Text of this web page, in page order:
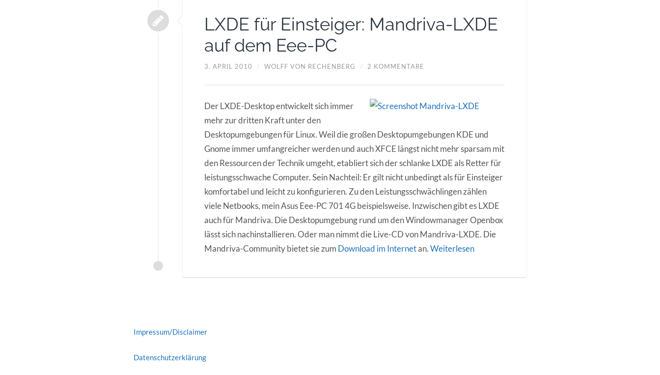
LXDE für Einsteiger: Mandriva-LXDE
auf dem Eee-PC
3. APRIL 2010 / WOLFF VON RECHENBERG / 2 KOMMENTARE
Der LXDE-Desktop entwickelt sich immer
mehr zur dritten Kraft unter den
Desktopumgebungen für Linux. Weil die großen Desktopumgebungen KDE und
Gnome immer umfangreicher werden und auch XFCE längst nicht mehr sparsam mit
den Ressourcen der Technik umgeht, etabliert sich der schlanke LXDE als Retter für
leistungsschwache Computer. Sein Nachteil: Er gilt nicht unbedingt als für Einsteiger
komfortabel und leicht zu konfigurieren. Zu den Leistungsschwächlingen zählen
viele Netbooks, mein Asus Eee-PC 701 4G beispielsweise. Inzwischen gibt es LXDE
auch für Mandriva. Die Desktopumgebung rund um den Windowmanager Openbox
lässt sich nachinstallieren. Oder man nimmt die Live-CD von Mandriva-LXDE. Die
Mandriva-Community bietet sie zum Download im Internetan.Weiterlesen
Impressum/Disclaimer
Datenschutzerklärung